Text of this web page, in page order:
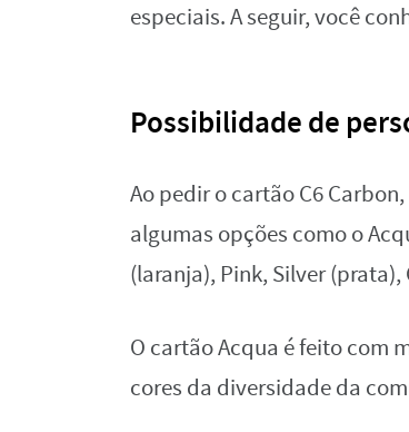
especiais. A seguir, você
Possibilidade de
Ao pedir o cartão C6
algumas opções como o
(laranja), Pink, Silver
O cartão Acqua é feito com
cores da diversidade da